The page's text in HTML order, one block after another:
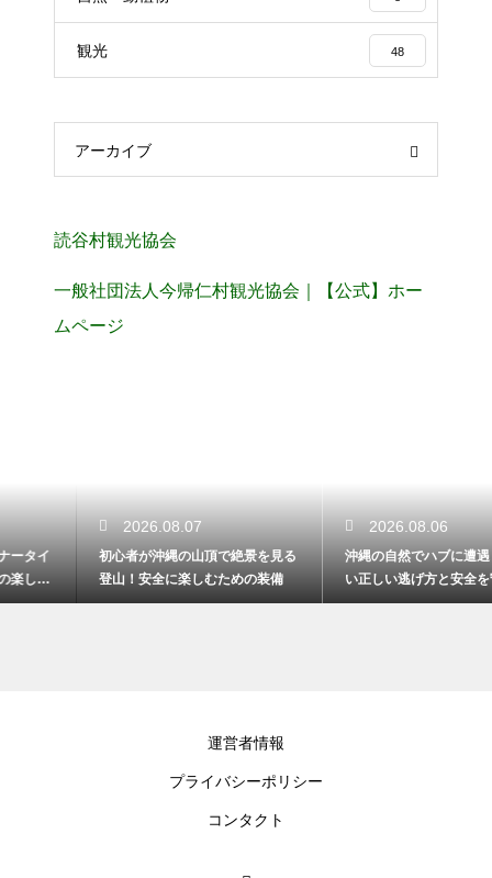
観光 48
アーカイブ
読谷村観光協会
一般社団法人今帰仁村観光協会｜【公式】ホー
ムページ
2026.08.07
初心者が沖縄の山頂で絶景を見る
登山！安全に楽しむための装備
2026.08.06
沖縄の自然でハブに遭遇！慌てな
い正しい逃げ方と安全を守る対処
法
運営者情報
プライバシーポリシー
コンタクト